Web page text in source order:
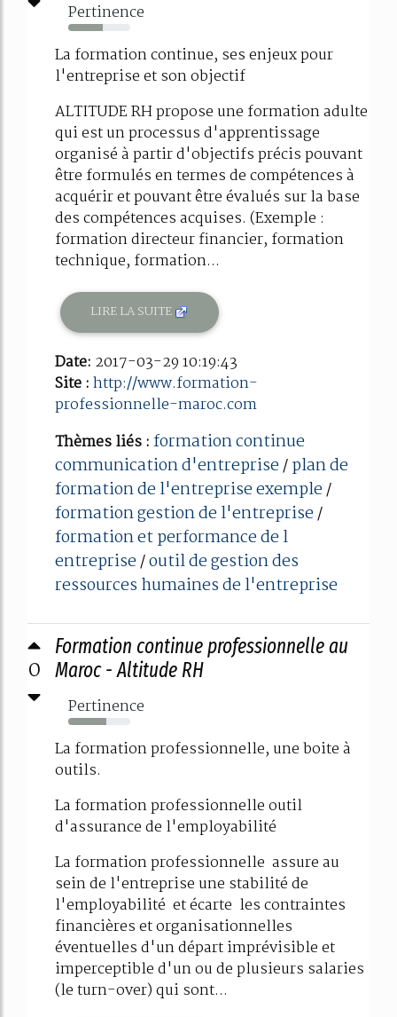
Pertinence
55%
La formation continue, ses enjeux pour
l'entreprise et son objectif
ALTITUDE RH propose une formation adulte
qui est un processus d'apprentissage
organisé à partir d'objectifs précis pouvant
être formulés en termes de compétences à
acquérir et pouvant être évalués sur la base
des compétences acquises. (Exemple :
formation directeur financier, formation
technique, formation...
LIRE LA SUITE
Date: 2017-03-29 10:19:43
Site :http://www.formation-
professionnelle-maroc.com
Thèmes liés :formation continue
communication d'entreprise/plan de
formation de l'entreprise exemple/
formation gestion de l'entreprise/
formation et performance de l
entreprise/outil de gestion des
ressources humaines de l'entreprise
0
Formation continue professionnelle au
Maroc - Altitude RH
Pertinence
62%
La formation professionnelle, une boite à
outils.
La formation professionnelle outil
d'assurance de l'employabilité
La formation professionnelle assure au
sein de l'entreprise une stabilité de
l'employabilité et écarte les contraintes
financières et organisationnelles
éventuelles d'un départ imprévisible et
imperceptible d'un ou de plusieurs salaries
(le turn-over) qui sont...